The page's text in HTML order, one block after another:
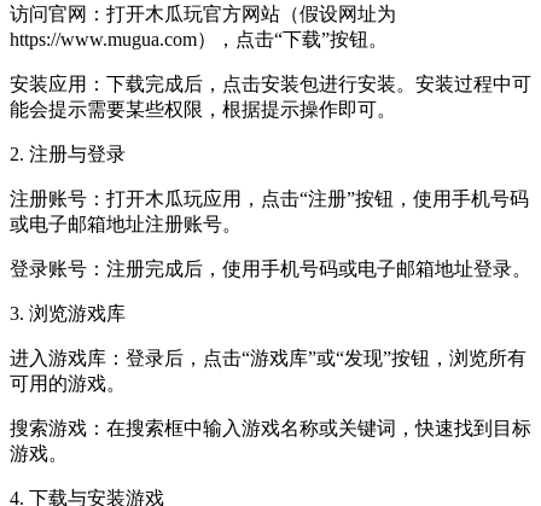
访问官网：打开木瓜玩官方网站（假设网址为
https://www.mugua.com），点击“下载”按钮。
安装应用：下载完成后，点击安装包进行安装。安装过程中可
能会提示需要某些权限，根据提示操作即可。
2. 注册与登录
注册账号：打开木瓜玩应用，点击“注册”按钮，使用手机号码
或电子邮箱地址注册账号。
登录账号：注册完成后，使用手机号码或电子邮箱地址登录。
3. 浏览游戏库
进入游戏库：登录后，点击“游戏库”或“发现”按钮，浏览所有
可用的游戏。
搜索游戏：在搜索框中输入游戏名称或关键词，快速找到目标
游戏。
4. 下载与安装游戏